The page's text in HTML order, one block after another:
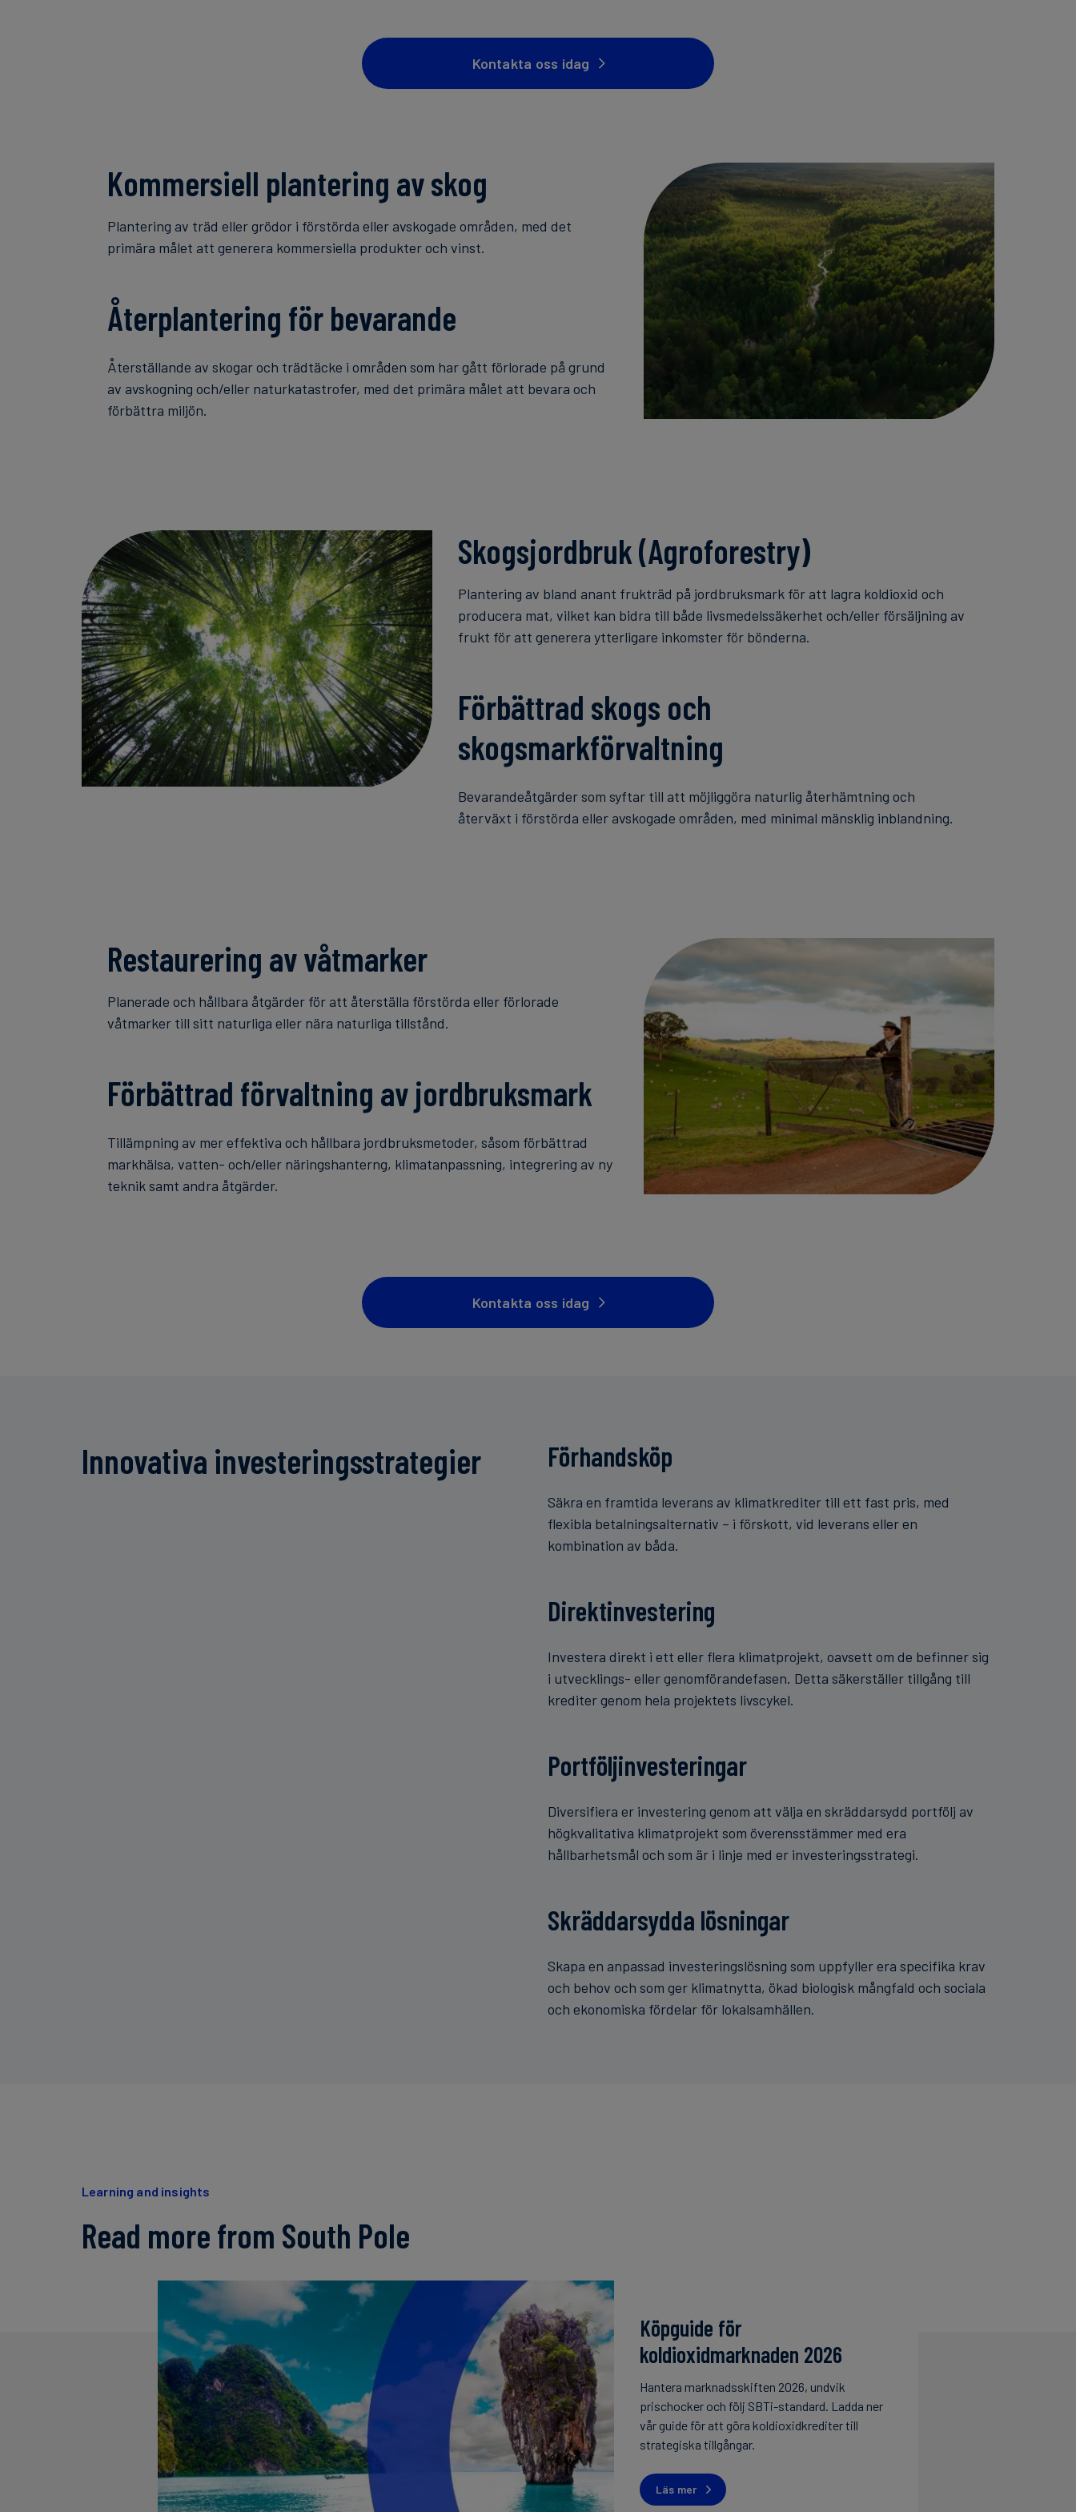
Kontakta oss idag
Kommersiell plantering av skog
Plantering av träd eller grödor i förstörda eller avskogade områden, med det
primära målet att generera kommersiella produkter och vinst.
Återplantering för bevarande
Återställande av skogar och trädtäcke i områden som har gått förlorade på grund
av avskogning och/eller naturkatastrofer, med det primära målet att bevara och
förbättra miljön.
Skogsjordbruk (Agroforestry)
Plantering av bland anant frukträd på jordbruksmark för att lagra koldioxid och
producera mat, vilket kan bidra till både livsmedelssäkerhet och/eller försäljning av
frukt för att generera ytterligare inkomster för bönderna.
Förbättrad skogs och
skogsmarkförvaltning
Bevarandeåtgärder som syftar till att möjliggöra naturlig återhämtning och
återväxt i förstörda eller avskogade områden, med minimal mänsklig inblandning.
Restaurering av våtmarker
Planerade och hållbara åtgärder för att återställa förstörda eller förlorade
våtmarker till sitt naturliga eller nära naturliga tillstånd.
Förbättrad förvaltning av jordbruksmark
Tillämpning av mer effektiva och hållbara jordbruksmetoder, såsom förbättrad
markhälsa, vatten- och/eller näringshanterng, klimatanpassning, integrering av ny
teknik samt andra åtgärder.
Kontakta oss idag
Innovativa investeringsstrategier Förhandsköp
Säkra en framtida leverans av klimatkrediter till ett fast pris, med
flexibla betalningsalternativ – i förskott, vid leverans eller en
kombination av båda.
Direktinvestering
Investera direkt i ett eller flera klimatprojekt, oavsett om de befinner sig
i utvecklings- eller genomförandefasen. Detta säkerställer tillgång till
krediter genom hela projektets livscykel.
Portföljinvesteringar
Diversifiera er investering genom att välja en skräddarsydd portfölj av
högkvalitativa klimatprojekt som överensstämmer med era
hållbarhetsmål och som är i linje med er investeringsstrategi.
Skräddarsydda lösningar
Skapa en anpassad investeringslösning som uppfyller era specifika krav
och behov och som ger klimatnytta, ökad biologisk mångfald och sociala
och ekonomiska fördelar för lokalsamhällen.
Learning and insights
Read more from South Pole
Köpguide för
koldioxidmarknaden 2026
Hantera marknadsskiften 2026, undvik
prischocker och följ SBTi-standard. Ladda ner
vår guide för att göra koldioxidkrediter till
strategiska tillgångar.
Läs mer